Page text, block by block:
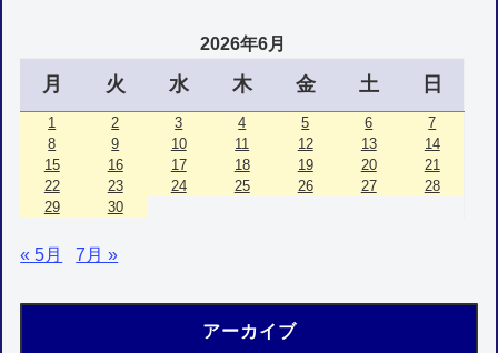
2026年6月
月 火 水 木 金 土 日
1 2 3 4 5 6
7
8
9 10 11 12 13
14
15
16 17 18 19 20
21
22
23 24 25 26 27
28
29
30
« 5月 7月 »
アーカイブ